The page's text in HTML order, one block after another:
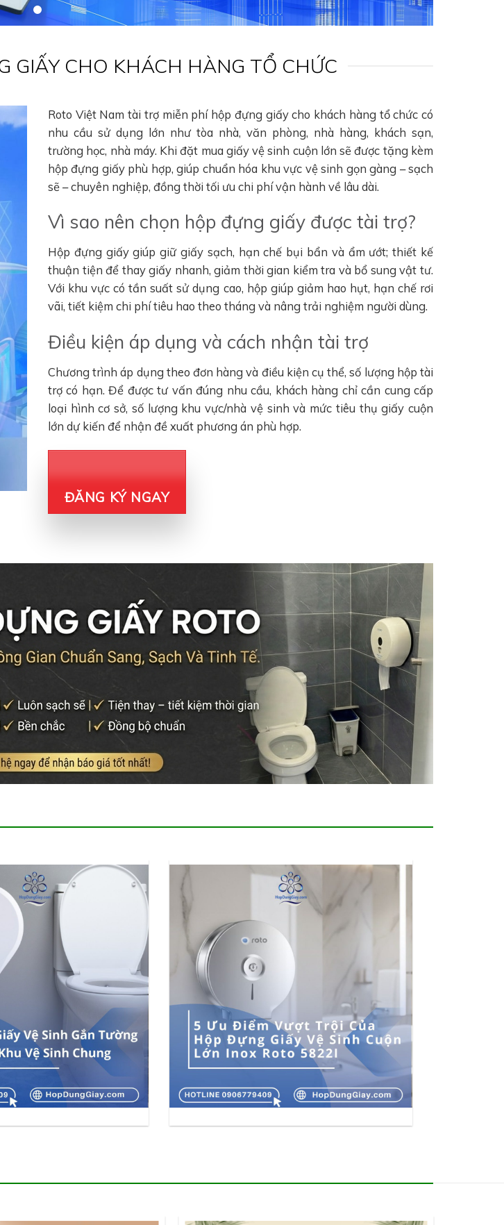
GIẤY CHO KHÁCH HÀNG TỔ CHỨC
Roto Việt Nam tài trợ miễn phí hộp đựng giấy cho khách hàng tổ chức có
nhu cầu sử dụng lớn như tòa nhà, văn phòng, nhà hàng, khách sạn,
trường học, nhà máy. Khi đặt mua giấy vệ sinh cuộn lớn sẽ được tặng kèm
hộp đựng giấy phù hợp, giúp chuẩn hóa khu vực vệ sinh gọn gàng – sạch
sẽ – chuyên nghiệp, đồng thời tối ưu chi phí vận hành về lâu dài.
Vì sao nên chọn hộp đựng giấy được tài trợ?
Hộp đựng giấy giúp giữ giấy sạch, hạn chế bụi bẩn và ẩm ướt; thiết kế
thuận tiện để thay giấy nhanh, giảm thời gian kiểm tra và bổ sung vật tư.
Với khu vực có tần suất sử dụng cao, hộp giúp giảm hao hụt, hạn chế rơi
vãi, tiết kiệm chi phí tiêu hao theo tháng và nâng trải nghiệm người dùng.
Điều kiện áp dụng và cách nhận tài trợ
Chương trình áp dụng theo đơn hàng và điều kiện cụ thể, số lượng hộp tài
trợ có hạn. Để được tư vấn đúng nhu cầu, khách hàng chỉ cần cung cấp
loại hình cơ sở, số lượng khu vực/nhà vệ sinh và mức tiêu thụ giấy cuộn
lớn dự kiến để nhận đề xuất phương án phù hợp.
ĐĂNG KÝ NGAY